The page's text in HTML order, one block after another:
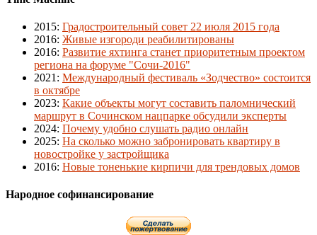
2015: Градостроительный совет 22 июля 2015 года
2016: Живые изгороди реабилитированы
2016: Развитие яхтинга станет приоритетным проектом
региона на форуме "Сочи-2016"
2021 : Международный фестиваль «Зодчество» состоится
в октябре
2023: Какие объекты могут составить паломнический
маршрут в Сочинском нацпарке обсудили эксперты
2024: Почему удобно слушать радио онлайн
2025: На сколько можно забронировать квартиру в
новостройке у застройщика
2016: Новые тоненькие кирпичи для трендовых домов
Народное софинансирование